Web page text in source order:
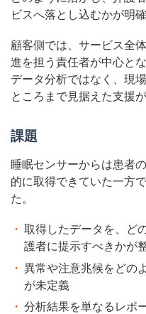
ビスへ落とし込むかが明
顧客側では、サービス全
進を担う責任者が中心と
データ分析ではなく、現
ところまで見据えた支援
課題
睡眠センサーからは患者
的に取得できていた一方
た。
取得したデータを、ど
護者に提示すべきかが
異常や注意兆候をどの
が未定義
分析結果を単なるレポ